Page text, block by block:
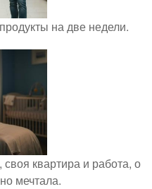
на две недели.
квартира и работа, о
мечтала.